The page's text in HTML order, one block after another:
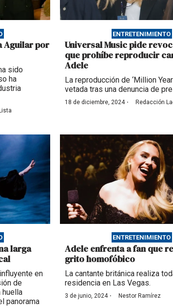
Aguilar por
sido
ha
ENTRETENIMIENTO
Universal Music pide
que prohíbe reproducir
Adele
La reproducción de ‘Million
vetada tras una denuncia de
18 de diciembre, 2024· Redacción
larga
en
de
huella
panorama
ENTRETENIMIENTO
Adele enfrenta a fan que
grito homofóbico
La cantante británica realiza
residencia en Las Vegas.
3 de junio, 2024· Nestor Ramírez